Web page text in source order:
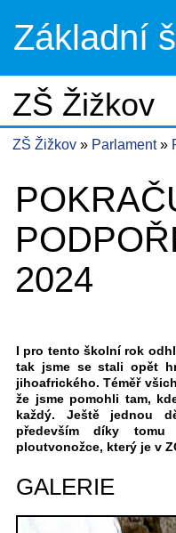
Základní
ZŠ Žižkov
ZŠ Žižkov Parlament
2024
I pro tento školní rok
tak jsme se stali opět
jihoafrického. Téměř
že jsme pomohli tam,
každý. Ještě jednou
především díky
ploutvonožce, který je v
GALERIE